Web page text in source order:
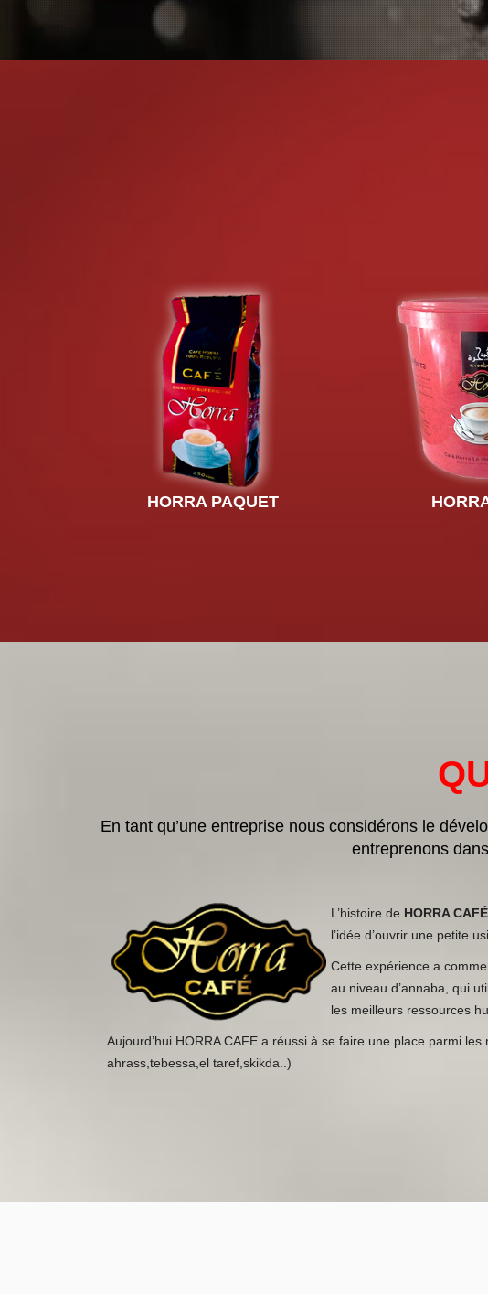
HORRA PAQUET
En tant qu’une entreprise nous considérons le
entreprenons
L’histoire de HORRA CAFÉ
l’idée d’ouvrir une petite
Cette expérience a
au niveau d’annaba, qui
les meilleurs ressources
Aujourd’hui HORRA CAFE a réussi à se faire une place parmi
ahrass,tebessa,el taref,skikda..)